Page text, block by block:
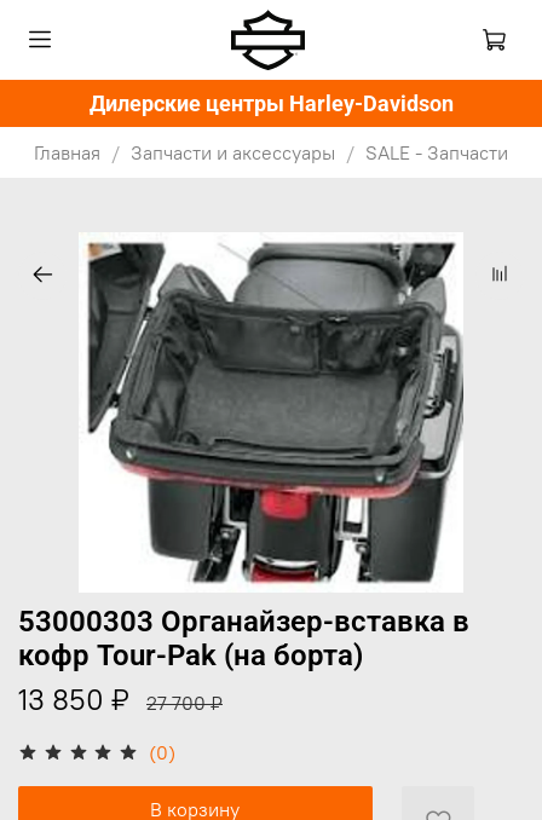
Дилерские центры Harley-Davidson
Главная Запчасти и аксессуары SALE - Запчасти
(0)
53000303 Органайзер-вставка в
кофр Tour-Pak (на борта)
13 850 ₽ 27 700 ₽
В корзину